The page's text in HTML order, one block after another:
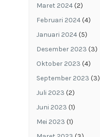
Maret 2024(2)
Februari 2024(4)
Januari 2024(5)
Desember 2023 (3)
Oktober 2023 (4)
September 2023 (3)
Juli 2023 (2)
Juni 2023 (1)
Mei 2023 (1)